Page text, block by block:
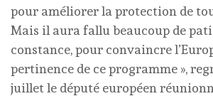
pour améliorer la protection de
Mais il aura fallu beaucoup de
constance, pour convaincre
pertinence de ce programme »,
juillet le député européen